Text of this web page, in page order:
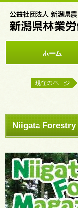
Niigata Forestry